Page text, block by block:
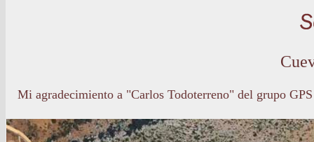
Mi agradecimiento a "Carlos Todoterreno" del grupo